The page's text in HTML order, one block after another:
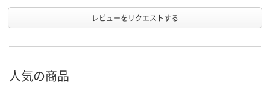
レビューをリクエストする
人気の商品